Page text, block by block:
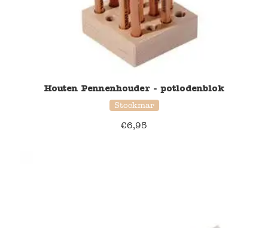
Houten Pennenhouder - potlodenblok
Stockmar
€6,95